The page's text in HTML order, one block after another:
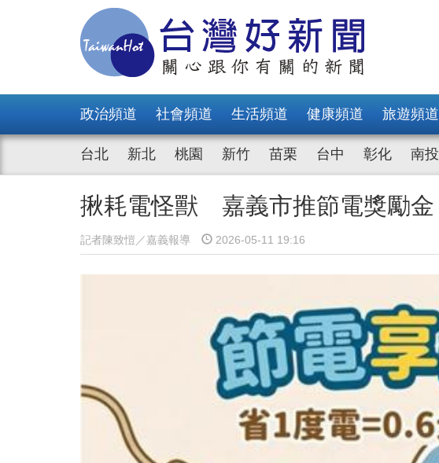
政治頻道 社會頻道 生活頻道 健康頻道 旅遊頻道
台北 新北 桃園 新竹 苗栗 台中 彰化 南投
揪耗電怪獸 嘉義市推節電獎勵金
記者陳致愷／嘉義報導 2026-05-11 19:16